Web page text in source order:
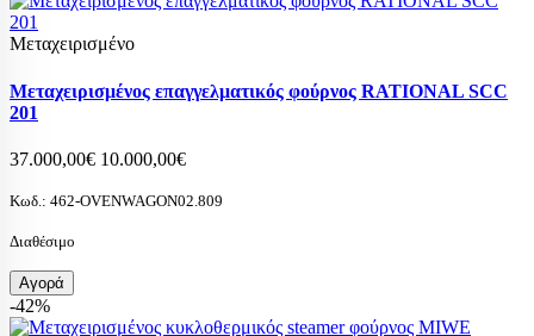
Μεταχειρισμένο
Μεταχειρισμένος επαγγελματικός φούρνος RATIONAL SCC
201
37.000,00€ 10.000,00€
Κωδ.: 462-OVENWAGON02.809
Διαθέσιμο
Αγορά
-42%